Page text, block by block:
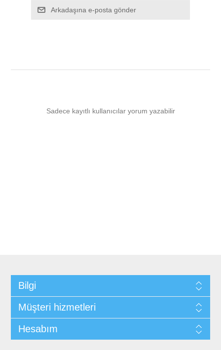
Arkadaşına e-posta gönder
Sadece kayıtlı kullanıcılar yorum yazabilir
Bilgi
Müşteri hizmetleri
Hesabım